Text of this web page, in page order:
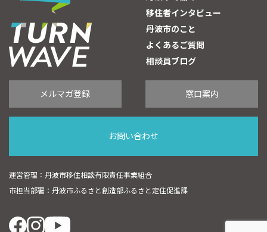
移住者インタビュー
丹波市のこと
よくあるご質問
相談員ブログ
メルマガ登録 窓口案内
お問い合わせ
運営管理：丹波市移住相談有限責任事業組合
市担当部署：丹波市ふるさと創造部ふるさと定住促進課